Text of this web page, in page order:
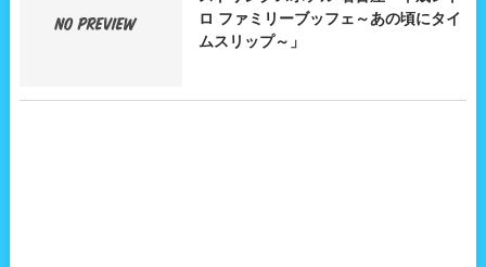
ロ ファミリーブッフェ～あの頃にタイ
ムスリップ～」